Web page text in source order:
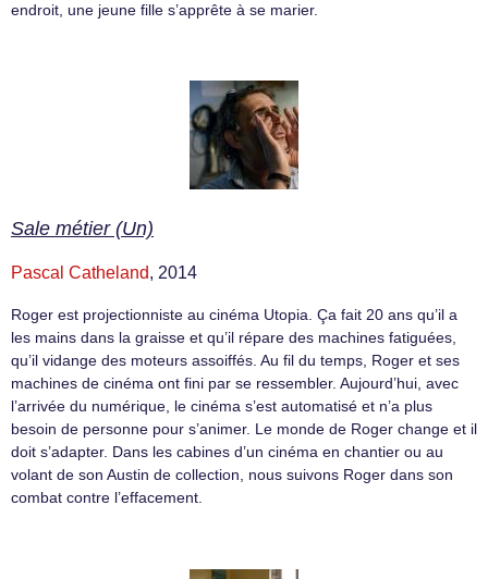
endroit, une jeune fille s’apprête à se marier.
Sale métier (Un)
Pascal Catheland, 2014
Roger est projectionniste au cinéma Utopia. Ça fait 20 ans qu’il a
les mains dans la graisse et qu’il répare des machines fatiguées,
qu’il vidange des moteurs assoiffés. Au fil du temps, Roger et ses
machines de cinéma ont fini par se ressembler. Aujourd’hui, avec
l’arrivée du numérique, le cinéma s’est automatisé et n’a plus
besoin de personne pour s’animer. Le monde de Roger change et il
doit s’adapter. Dans les cabines d’un cinéma en chantier ou au
volant de son Austin de collection, nous suivons Roger dans son
combat contre l’effacement.